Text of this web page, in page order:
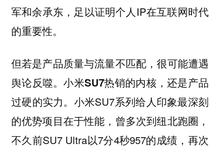
军和余承东，足以证明个人IP在互联网时代
的重要性。
但若是产品质量与流量不匹配，很可能遭遇
舆论反噬。小米SU7热销的内核，还是产品
过硬的实力。 小米SU7系列给人印象最深刻
的优势项目在于性能，曾多次到纽北跑圈，
不久前SU7 Ultra以7分4秒957的成绩，再次